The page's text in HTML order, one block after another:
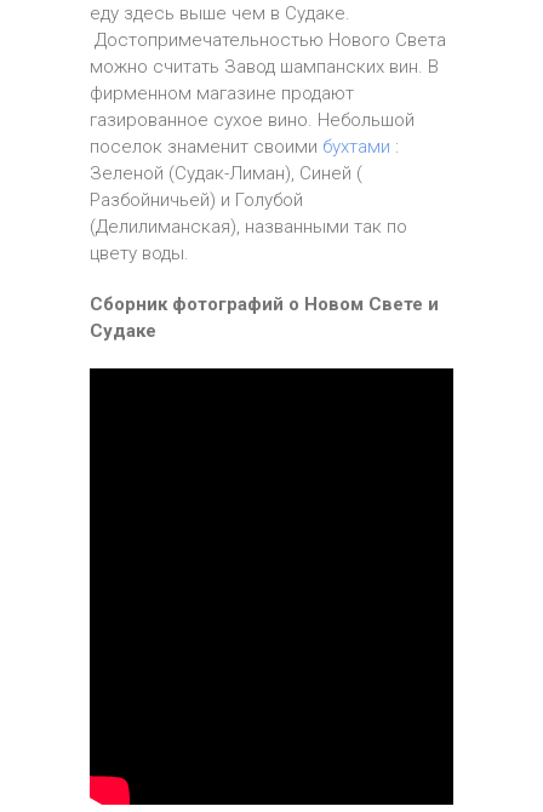
еду здесь выше чем в Судаке.
Достопримечательностью Нового Света
можно считать Завод шампанских вин. В
фирменном магазине продают
газированное сухое вино. Небольшой
поселок знаменит своими бухтами :
Зеленой (Судак-Лиман), Синей (
Разбойничьей) и Голубой
(Делилиманская), названными так по
цвету воды.
Сборник фотографий о Новом Свете и
Судаке